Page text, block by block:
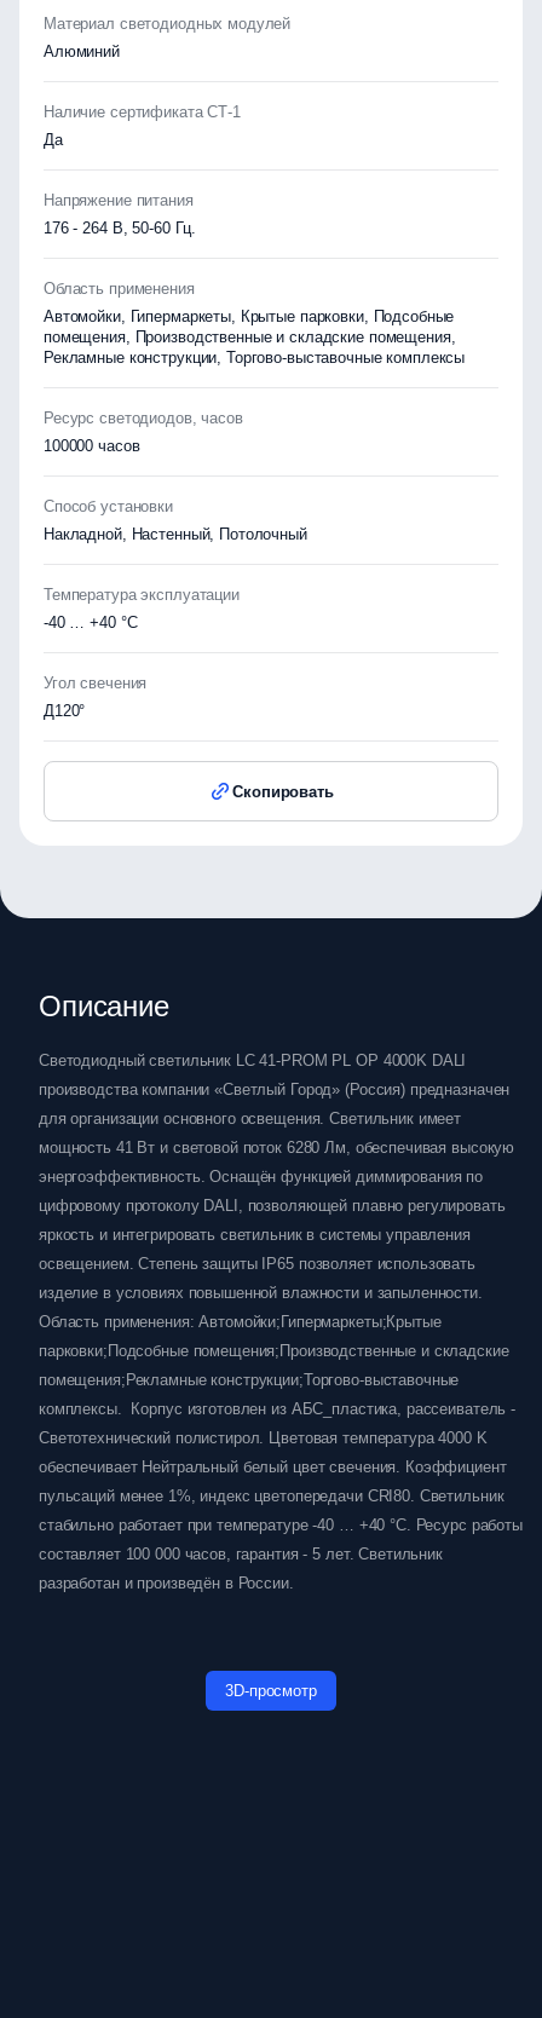
Материал светодиодных модулей
Алюминий
Наличие сертификата СТ-1
Да
Напряжение питания
176 - 264 В, 50-60 Гц.
Область применения
Автомойки, Гипермаркеты, Крытые парковки, Подсобные
помещения, Производственные и складские помещения,
Рекламные конструкции, Торгово-выставочные комплексы
Ресурс светодиодов, часов
100000 часов
Способ установки
Накладной, Настенный, Потолочный
Температура эксплуатации
-40 … +40 °C
Угол свечения
Д120°
Скопировать
Описание
Светодиодный светильник LC 41-PROM PL OP 4000K DALI
производства компании «Светлый Город» (Россия) предназначен
для организации основного освещения. Светильник имеет
мощность 41 Вт и световой поток 6280 Лм, обеспечивая высокую
энергоэффективность. Оснащён функцией диммирования по
цифровому протоколу DALI, позволяющей плавно регулировать
яркость и интегрировать светильник в системы управления
освещением. Степень защиты IP65 позволяет использовать
изделие в условиях повышенной влажности и запыленности.
Область применения: Автомойки;Гипермаркеты;Крытые
парковки;Подсобные помещения;Производственные и складские
помещения;Рекламные конструкции;Торгово-выставочные
комплексы. Корпус изготовлен из АБС_пластика, рассеиватель -
Светотехнический полистирол. Цветовая температура 4000 K
обеспечивает Нейтральный белый цвет свечения. Коэффициент
пульсаций менее 1%, индекс цветопередачи CRI80. Светильник
стабильно работает при температуре -40 … +40 °C. Ресурс работы
составляет 100 000 часов, гарантия - 5 лет. Светильник
разработан и произведён в России.
3D-просмотр